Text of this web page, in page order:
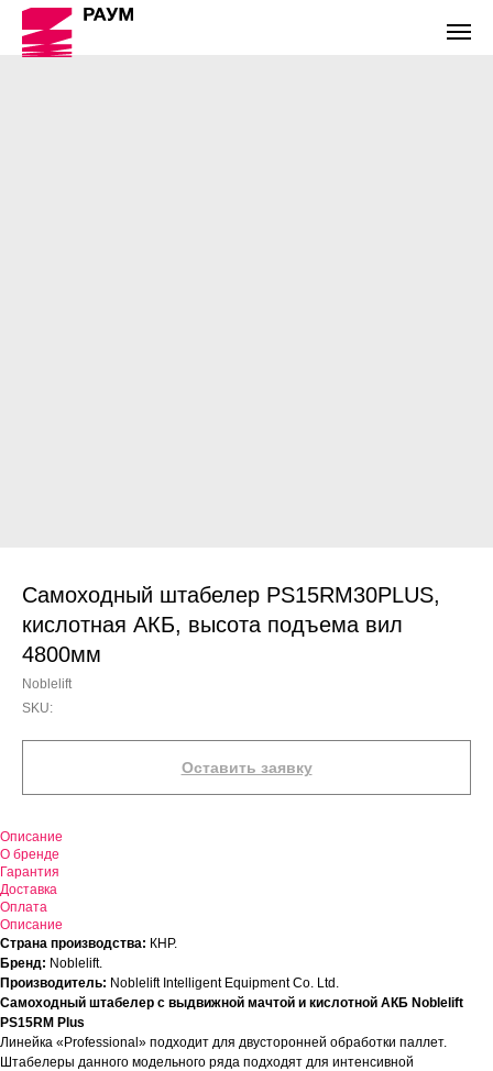
Самоходный штабелер PS15RM30PLUS,
кислотная АКБ, высота подъема вил
4800мм
Noblelift
SKU:
Оставить заявку
Описание
О бренде
Гарантия
Доставка
Оплата
Описание
Страна производства: КНР.
Бренд: Noblelift.
Производитель: Noblelift Intelligent Equipment Co. Ltd.
Самоходный штабелер с выдвижной мачтой и кислотной АКБ Noblelift
PS15RM Plus
Линейка «Professional» подходит для двусторонней обработки паллет.
Штабелеры данного модельного ряда подходят для интенсивной